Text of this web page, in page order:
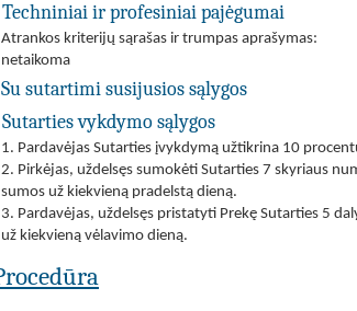
Techniniai ir profesiniai pajėgumai
Atrankos kriterijų sąrašas ir trumpas aprašymas:
netaikoma
Su sutartimi susijusios sąlygos
Sutarties vykdymo sąlygos
1. Pardavėjas Sutarties įvykdymą užtikrina 10
2. Pirkėjas, uždelsęs sumokėti Sutarties 7 skyriaus
sumos už kiekvieną pradelstą dieną.
3. Pardavėjas, uždelsęs pristatyti Prekę Sutarties 5
už kiekvieną vėlavimo dieną.